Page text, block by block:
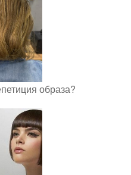
образа?